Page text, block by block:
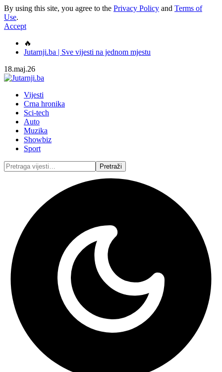
By using this site, you agree to the Privacy Policy and Terms of
Use.
Accept
🔥
Jutarnji.ba | Sve vijesti na jednom mjestu
18.maj.26
Vijesti
Crna hronika
Sci-tech
Auto
Muzika
Showbiz
Sport